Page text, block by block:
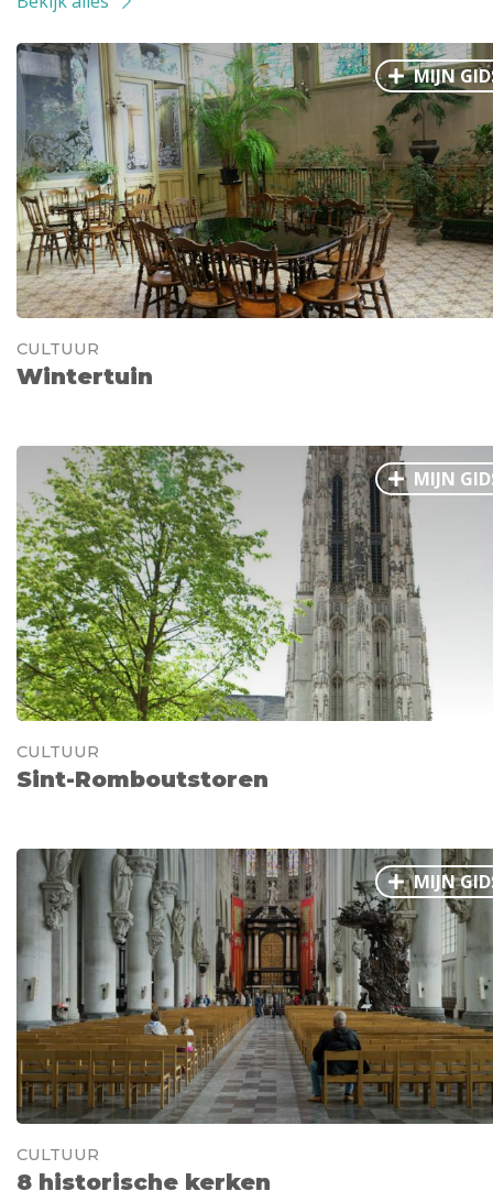
MIJN
CULTUUR
Wintertuin
MIJN
CULTUUR
Sint-Romboutstoren
MIJN
CULTUUR
8 historische kerken